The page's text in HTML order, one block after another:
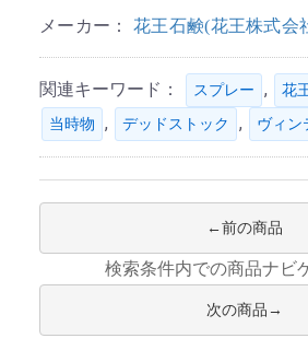
メーカー： 花王石鹸(花王株式会
関連キーワード： スプレー , 花
当時物 , デッドストック , ヴィン
前の商品
検索条件内での商品ナビ
次の商品